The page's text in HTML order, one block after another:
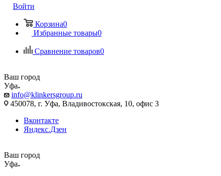
Войти
Корзина0
Избранные товары0
Сравнение товаров0
Ваш город
Уфа
info@klinkersgroup.ru
450078, г. Уфа, Владивостокская, 10, офис 3
Вконтакте
Яндекс.Дзен
Ваш город
Уфа